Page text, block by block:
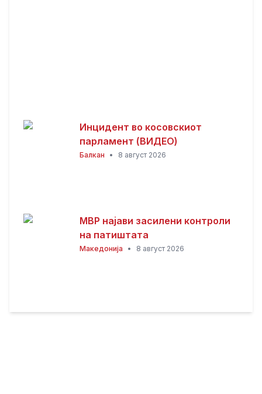
Инцидент во косовскиот
парламент (ВИДЕО)
Балкан • 8 август 2026
МВР најави засилени контроли
на патиштата
Македонија • 8 август 2026